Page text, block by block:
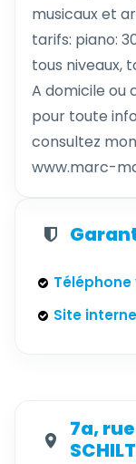
musicaux et
tarifs: piano:
tous niveaux,
A domicile ou
pour toute
consultez
www.marc-
Site
7a,